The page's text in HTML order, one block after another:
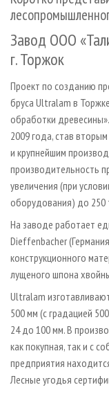
СУШКА
ДЕРЕВЯННОЕ
БИОЭНЕРГЕТИКА
ЦБП
ИНСТРУМЕНТ И
ПЕРСОНЫ
МОБИЛЬНЫЕ
ОФИЦИАЛЬНЫЕ
RUSSIAN
ГАЗЕТА
БИБЛИОТЕКА
КОНТАКТЫ
РЕКЛАМА
РЕКЛАМА НА
Завод ООО
г. Торжок
Проект по созданию
бруса Ultralam в
обработки
2009 года, став
и крупнейшим
производительность
увеличения (при
оборудования) до 250
На заводе работает
Dieffenbacher
конструкционного
лущеного шпона
Ultralam
500 мм (с градацией
24 до 100 мм. В
как покупная, так и с
предприятия
Лесные угодья